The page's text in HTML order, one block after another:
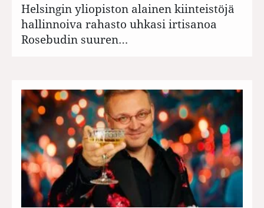
Helsingin yliopiston alainen kiinteistöjä
hallinnoiva rahasto uhkasi irtisanoa
Rosebudin suuren…